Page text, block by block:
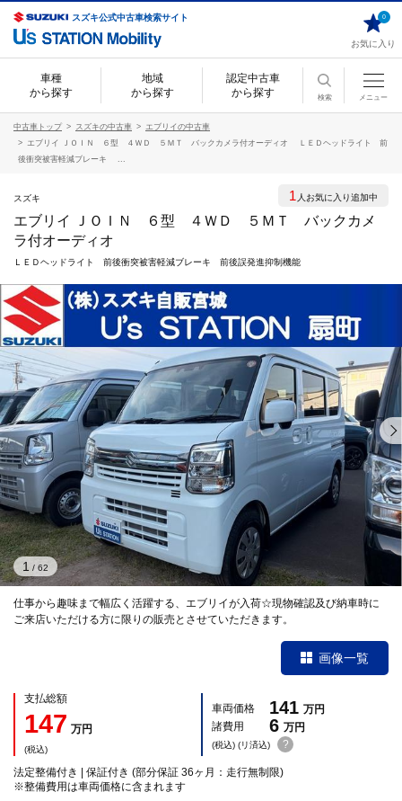
スズキ公式中古車検索サイト
お気に入り
0
車種
から探す
地域
から探す
認定中古車
から探す
検索 メニュー
中古車トップ スズキの中古車
エブリイの中古車
エブリイ ＪＯＩＮ ６型 ４ＷＤ ５ＭＴ バックカメラ付オーディオ ＬＥＤヘッドライト 前
後衝突被害軽減ブレーキ ...
スズキ
エブリイ ＪＯＩＮ ６型 ４ＷＤ ５ＭＴ バックカメ
ラ付オーディオ
ＬＥＤヘッドライト 前後衝突被害軽減ブレーキ 前後誤発進抑制機能
仕事から趣味まで幅広く活躍する、エブリイが入荷☆現物確認及び納車時に
ご来店いただける方に限りの販売とさせていただきます。
1 / 62
画像一覧
支払総額
147 万円
(税込)
車両価格 141 万円
諸費用
6 万円
(税込) (リ済込) ?
法定整備付き | 保証付き (部分保証 36ヶ月：走行無制限)
※整備費用は車両価格に含まれます
1 人お気に入り追加中